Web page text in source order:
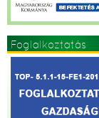
Foglalkoztatás